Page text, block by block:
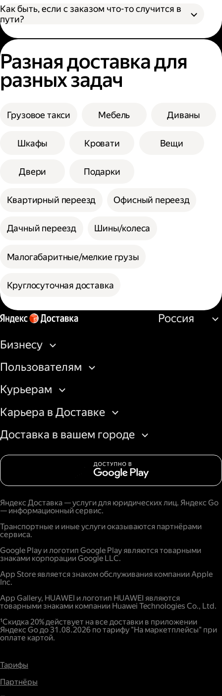
Как быть, если с заказом что-то случится в
пути?
Разная доставка для
разных задач
Грузовое такси Мебель Диваны
Шкафы Кровати Вещи
Двери Подарки
Квартирный переезд Офисный переезд
Дачный переезд Шины/колеса
Малогабаритные/мелкие грузы
Круглосуточная доставка
Россия
Бизнесу
Пользователям
Курьерам
Карьера в Доставке
Доставка в вашем городе
Яндекс Доставка — услуги для юридических лиц. Яндекс Go
— информационный сервис.
Транспортные и иные услуги оказываются партнёрами
сервиса.
Google Play и логотип Google Play являются товарными
знаками корпорации Google LLC.
App Store является знаком обслуживания компании Apple
Inc.
App Gallery, HUAWEI и логотип HUAWEI являются
товарными знаками компании Huawei Technologies Co., Ltd.
¹Скидка 20% действует на все доставки в приложении
Яндекс Go до 31.08.2026 по тарифу "На маркетплейсы" при
оплате картой.
Тарифы
Партнёры